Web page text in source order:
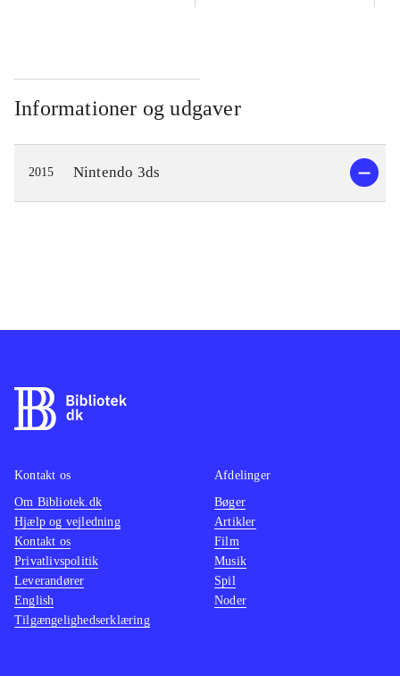
Informationer og udgaver
2015 Nintendo 3ds
Kontakt os
Om Bibliotek.dk
Hjælp og vejledning
Kontakt os
Privatlivspolitik
Leverandører
English
Tilgængelighedserklæring
Afdelinger
Bøger
Artikler
Film
Musik
Spil
Noder